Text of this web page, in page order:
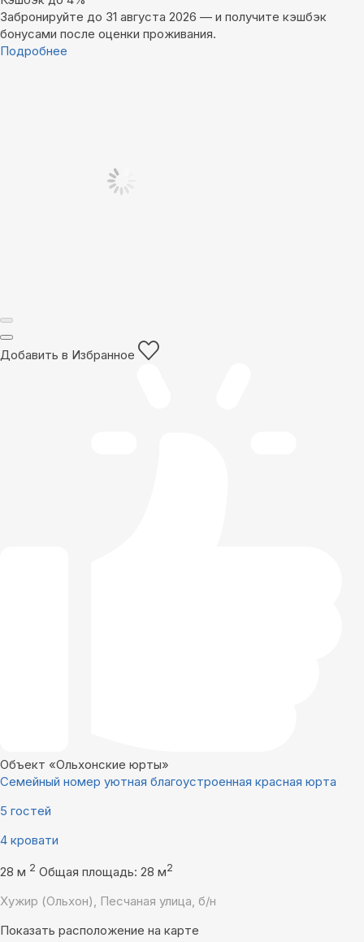
Забронируйте до 31 августа 2026 — и получите кэшбэк
бонусами после оценки проживания.
Подробнее
Добавить в Избранное
Объект «Ольхонские юрты»
Семейный номер уютная благоустроенная красная юрта
5 гостей
4 кровати
28 м 2 Общая площадь: 28 м2
Хужир (Ольхон), Песчаная улица, б/н
Показать расположение на карте